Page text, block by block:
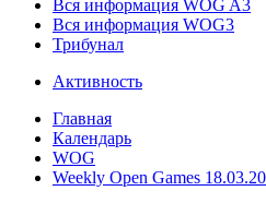
Вся информация WOG A3
Вся информация WOG3
Трибунал
Активность
Главная
Календарь
WOG
Weekly Open Games